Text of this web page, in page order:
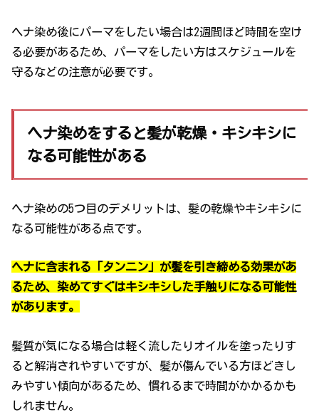
ヘナ染め後にパーマをしたい場合は2週間ほど時間を空け
る必要があるため、パーマをしたい方はスケジュールを
守るなどの注意が必要です。
ヘナ染めをすると髪が乾燥・キシキシに
なる可能性がある
ヘナ染めの5つ目のデメリットは、髪の乾燥やキシキシに
なる可能性がある点です。
ヘナに含まれる「タンニン」が髪を引き締める効果があ
るため、染めてすぐはキシキシした手触りになる可能性
があります。
髪質が気になる場合は軽く流したりオイルを塗ったりす
ると解消されやすいですが、髪が傷んでいる方ほどきし
みやすい傾向があるため、慣れるまで時間がかかるかも
しれません。